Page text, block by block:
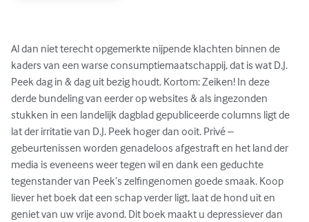
Al dan niet terecht opgemerkte nijpende klachten binnen de
kaders van een warse consumptiemaatschappij, dat is wat D.J.
Peek dag in & dag uit bezig houdt. Kortom: Zeiken! In deze
derde bundeling van eerder op websites & als ingezonden
stukken in een landelijk dagblad gepubliceerde columns ligt de
lat der irritatie van D.J. Peek hoger dan ooit. Privé –
gebeurtenissen worden genadeloos afgestraft en het land der
media is eveneens weer tegen wil en dank een geduchte
tegenstander van Peek’s zelfingenomen goede smaak. Koop
liever het boek dat een schap verder ligt, laat de hond uit en
geniet van uw vrije avond. Dit boek maakt u depressiever dan